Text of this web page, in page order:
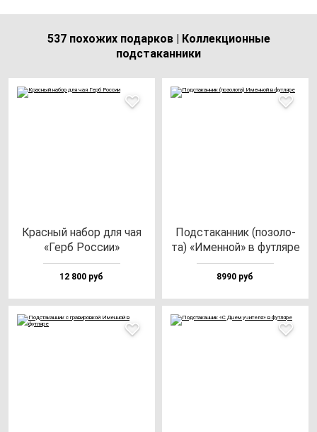
537 похожих подарков | Коллекционные
подстаканники
Крас­ный на­бор для чая
«Герб Рос­сии»
12 800 руб
Под­ста­кан­ник (по­зо­ло­
та) «Имен­ной» в фут­ля­ре
8990 руб